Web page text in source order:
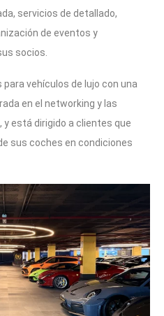
servicios de detallado,
de eventos y
socios.
vehículos de lujo con una
en el networking y las
está dirigido a clientes que
sus coches en condiciones